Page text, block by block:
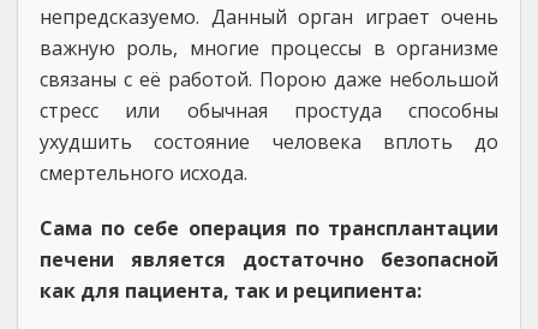
непредсказуемо. Данный орган играет очень
важную роль, многие процессы в организме
связаны с её работой. Порою даже небольшой
стресс или обычная простуда способны
ухудшить состояние человека вплоть до
смертельного исхода.
Сама по себе операция по трансплантации
печени является достаточно безопасной
как для пациента, так и реципиента: